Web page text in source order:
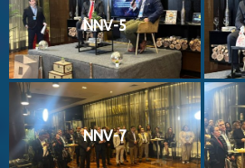
NNV-5
NNV-7